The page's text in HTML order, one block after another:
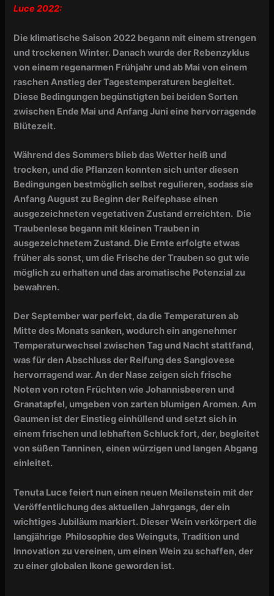
Luce 2022:
Die klimatische Saison 2022 begann mit einem strengen
und trockenen Winter. Danach wurde der Rebenzyklus
von einem regenarmen Frühjahr und ab Mai von einem
raschen Anstieg der Tagestemperaturen begleitet.
Diese Bedingungen begünstigten bei beiden Sorten
zwischen Ende Mai und Anfang Juni eine hervorragende
Blütezeit.
Während des Sommers blieb das Wetter heiß und
trocken, und die Pflanzen konnten sich unter diesen
Bedingungen bestmöglich selbst regulieren, sodass sie
Anfang August zu Beginn der Reifephase einen
ausgezeichneten vegetativen Zustand erreichten. Die
Traubenlese begann mit kleinen Trauben in
ausgezeichnetem Zustand. Die Ernte erfolgte etwas
früher als sonst, um die Frische der Trauben so gut wie
möglich zu erhalten und das aromatische Potenzial zu
bewahren.
Der September war perfekt, da die Temperaturen ab
Mitte des Monats sanken, wodurch ein angenehmer
Temperaturwechsel zwischen Tag und Nacht stattfand,
was für den Abschluss der Reifung des Sangiovese
hervorragend war. An der Nase zeigen sich frische
Noten von roten Früchten wie Johannisbeeren und
Granatapfel, umgeben von zarten blumigen Aromen. Am
Gaumen ist der Einstieg einhüllend und setzt sich in
einem frischen und lebhaften Schluck fort, der, begleitet
von süßen Tanninen, einen würzigen und langen Abgang
einleitet.
Tenuta Luce feiert nun einen neuen Meilenstein mit der
Veröffentlichung des aktuellen Jahrgangs, der ein
wichtiges Jubiläum markiert. Dieser Wein verkörpert die
langjährige Philosophie des Weinguts, Tradition und
Innovation zu vereinen, um einen Wein zu schaffen, der
zu einer globalen Ikone geworden ist.